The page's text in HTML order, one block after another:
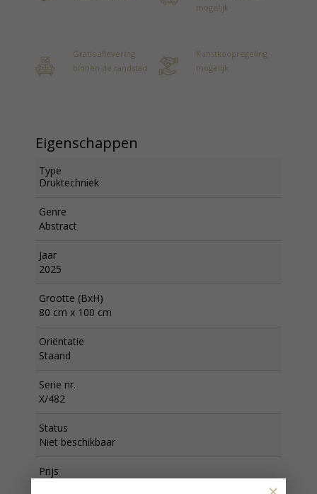
mogelijk
Gratis aflevering
binnen de randstad
Kunstkoopregeling
mogelijk
Eigenschappen
Type
Druktechniek
Genre
Abstract
Jaar
2025
Grootte (BxH)
80 cm x 100 cm
Oriëntatie
Staand
Serie nr.
X/482
Status
Niet beschikbaar
Prijs